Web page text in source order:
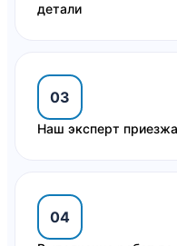
детали
03
Наш эксперт
04